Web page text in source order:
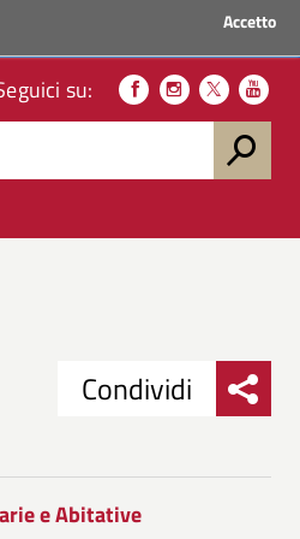
Accetto
su:
Condividi
Condividi
e Abitative